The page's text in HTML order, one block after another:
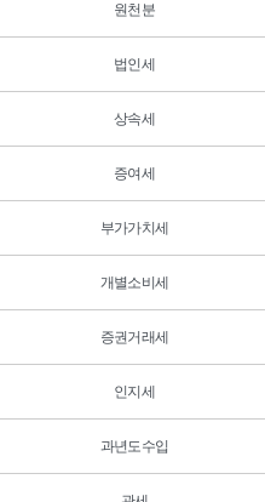
원천분
법인세
상속세
증여세
부가가치세
개별소비세
증권거래세
인지세
과년도수입